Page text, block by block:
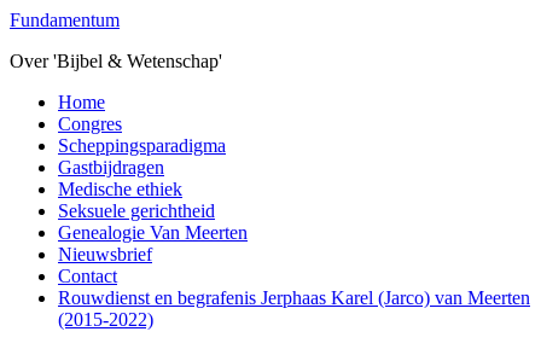
Overslaan
de
inhoud
Fundamentum
Over 'Bijbel & Wetenschap'
Toggle
mobiel
menu
Home
Congres
Scheppingsparadigma
Gastbijdragen
Medische ethiek
Seksuele gerichtheid
Genealogie Van Meerten
Nieuwsbrief
Contact
Rouwdienst en begrafenis Jerphaas Karel (Jarco) van Meerten
(2015-2022)